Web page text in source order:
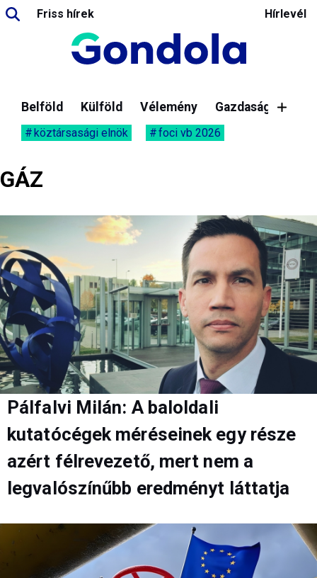
Friss hírek Hírlevél
Belföld Külföld Vélemény Gazdaság
köztársasági elnök foci vb 2026
GÁZ
Pálfalvi Milán: A baloldali
kutatócégek méréseinek egy része
azért félrevezető, mert nem a
legvalószínűbb eredményt láttatja